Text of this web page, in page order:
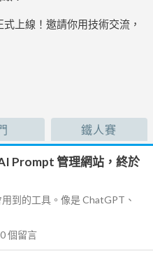
上線！邀請你用技術交流，
鐵人賽
Prompt 管理網站，終於
到的工具。像是 ChatGPT、
0個留言